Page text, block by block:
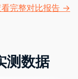
看完整对比报告 →
测数据